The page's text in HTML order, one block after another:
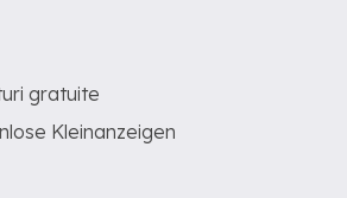
gratuite
Kleinanzeigen